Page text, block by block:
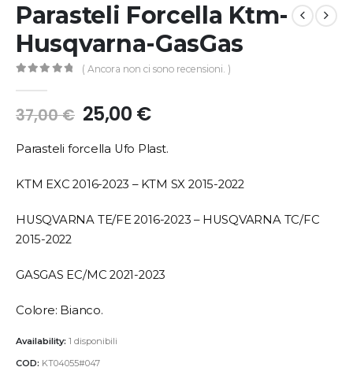
Parasteli Forcella Ktm-
Husqvarna-GasGas
( Ancora non ci sono recensioni. )
37,00€ 25,00 €
Parasteli forcella Ufo Plast.
KTM EXC 2016-2023 – KTM SX 2015-2022
HUSQVARNA TE/FE 2016-2023 – HUSQVARNA TC/FC
2015-2022
GASGAS EC/MC 2021-2023
Colore: Bianco.
Availability: 1 disponibili
COD: KT04055#047